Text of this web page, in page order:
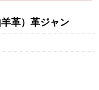
革）革ジャン